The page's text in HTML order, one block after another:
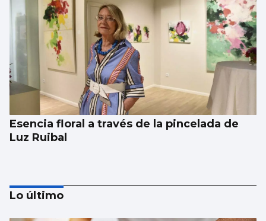
Esencia floral a través de la pincelada de
Luz Ruibal
Lo último